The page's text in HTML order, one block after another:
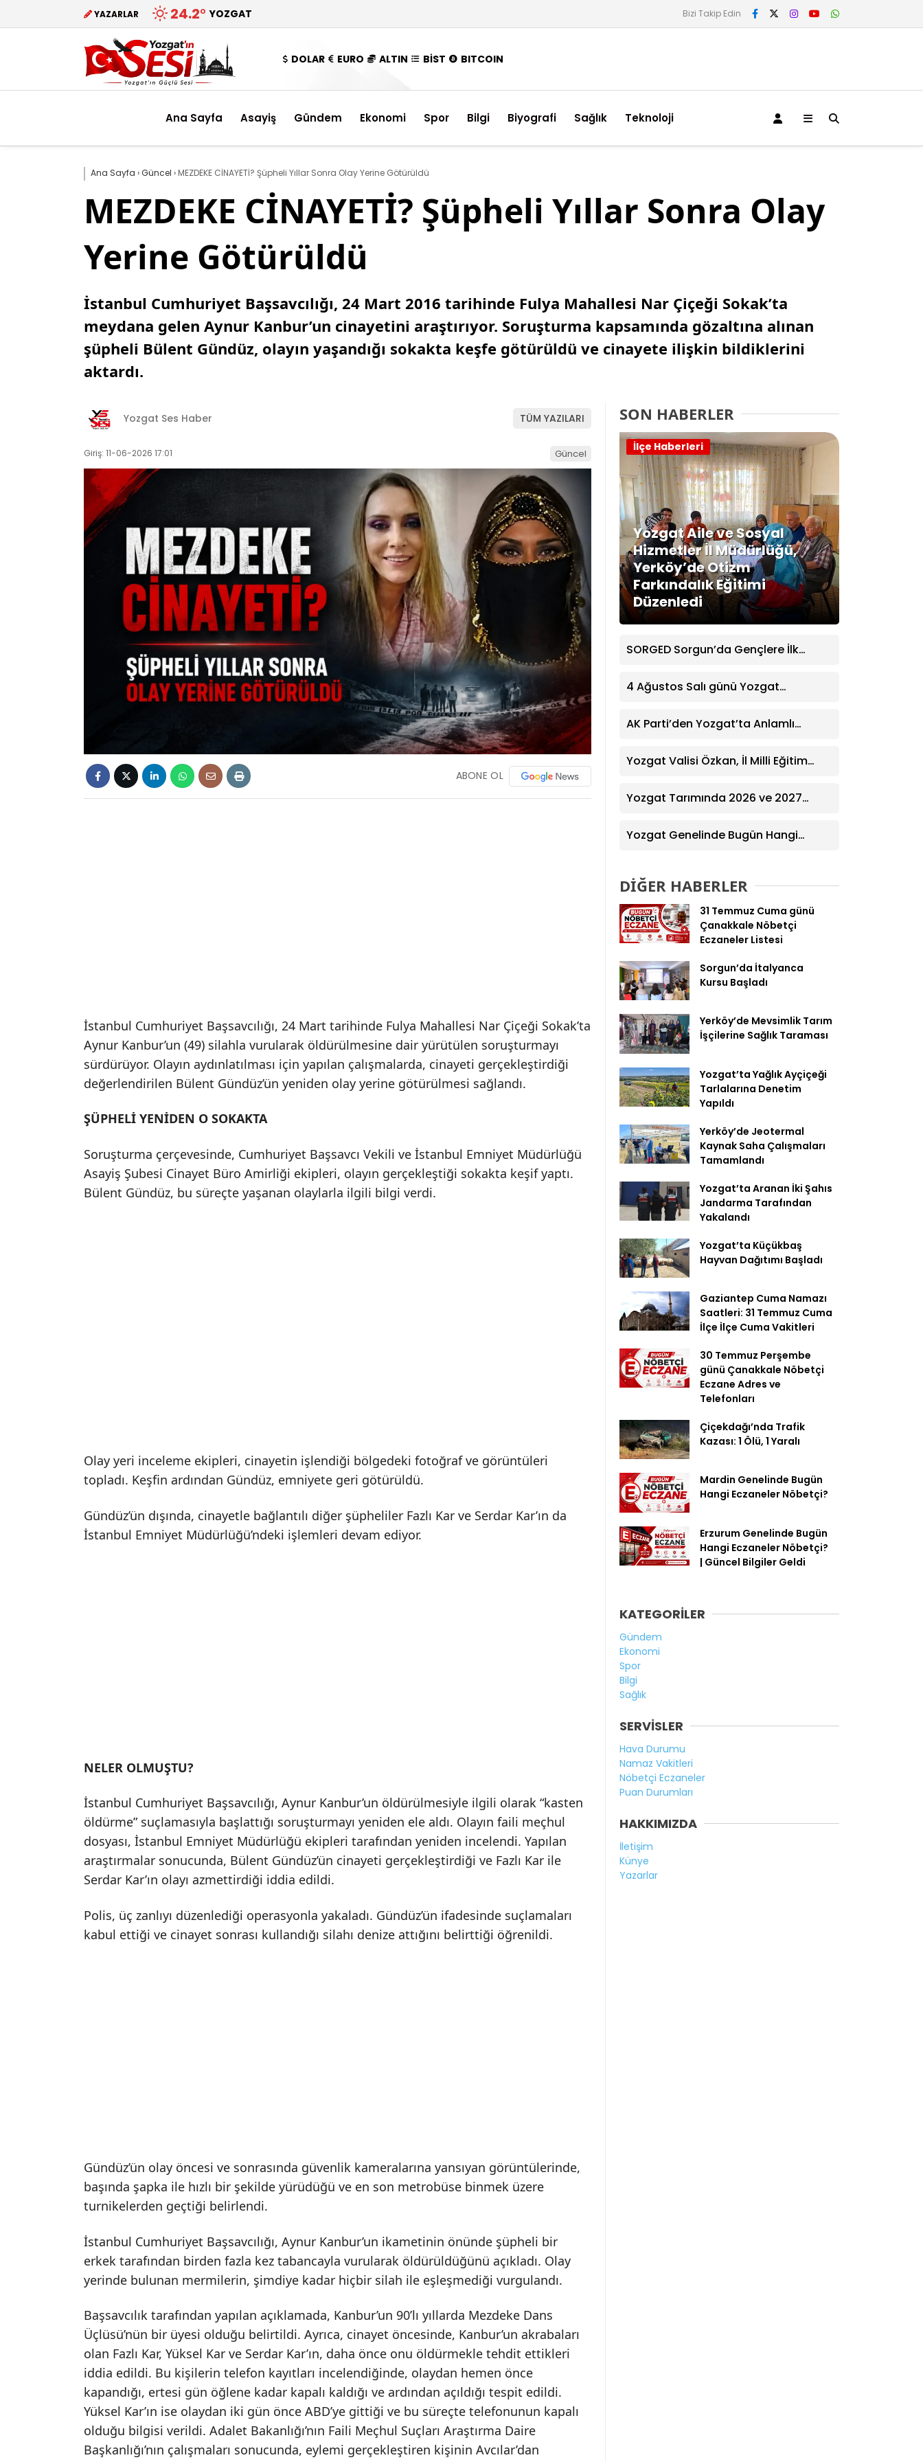
YAZARLAR 24.2° YOZGAT Bizi Takip Edin
DOLAR EURO ALTIN BİST BITCOIN
Ana Sayfa Asayiş Gündem Ekonomi Spor Bilgi Biyografi Sağlık Teknoloji
Ana Sayfa ›Güncel › MEZDEKE CİNAYETİ? Şüpheli Yıllar Sonra Olay Yerine Götürüldü
MEZDEKE CİNAYETİ? Şüpheli Yıllar Sonra Olay
Yerine Götürüldü
İstanbul Cumhuriyet Başsavcılığı, 24 Mart 2016 tarihinde Fulya Mahallesi Nar Çiçeği Sokak’ta
meydana gelen Aynur Kanbur’un cinayetini araştırıyor. Soruşturma kapsamında gözaltına alınan
şüpheli Bülent Gündüz, olayın yaşandığı sokakta keşfe götürüldü ve cinayete ilişkin bildiklerini
aktardı.
Yozgat Ses Haber TÜM YAZILARI
Giriş: 11-06-2026 17:01 Güncel
ABONE OL
İstanbul Cumhuriyet Başsavcılığı, 24 Mart tarihinde Fulya Mahallesi Nar Çiçeği Sokak’ta
Aynur Kanbur’un (49) silahla vurularak öldürülmesine dair yürütülen soruşturmayı
sürdürüyor. Olayın aydınlatılması için yapılan çalışmalarda, cinayeti gerçekleştirdiği
değerlendirilen Bülent Gündüz’ün yeniden olay yerine götürülmesi sağlandı.
ŞÜPHELİ YENİDEN O SOKAKTA
Soruşturma çerçevesinde, Cumhuriyet Başsavcı Vekili ve İstanbul Emniyet Müdürlüğü
Asayiş Şubesi Cinayet Büro Amirliği ekipleri, olayın gerçekleştiği sokakta keşif yaptı.
Bülent Gündüz, bu süreçte yaşanan olaylarla ilgili bilgi verdi.
Olay yeri inceleme ekipleri, cinayetin işlendiği bölgedeki fotoğraf ve görüntüleri
topladı. Keşfin ardından Gündüz, emniyete geri götürüldü.
Gündüz’ün dışında, cinayetle bağlantılı diğer şüpheliler Fazlı Kar ve Serdar Kar’ın da
İstanbul Emniyet Müdürlüğü’ndeki işlemleri devam ediyor.
NELER OLMUŞTU?
İstanbul Cumhuriyet Başsavcılığı, Aynur Kanbur’un öldürülmesiyle ilgili olarak “kasten
öldürme” suçlamasıyla başlattığı soruşturmayı yeniden ele aldı. Olayın faili meçhul
dosyası, İstanbul Emniyet Müdürlüğü ekipleri tarafından yeniden incelendi. Yapılan
araştırmalar sonucunda, Bülent Gündüz’ün cinayeti gerçekleştirdiği ve Fazlı Kar ile
Serdar Kar’ın olayı azmettirdiği iddia edildi.
Polis, üç zanlıyı düzenlediği operasyonla yakaladı. Gündüz’ün ifadesinde suçlamaları
kabul ettiği ve cinayet sonrası kullandığı silahı denize attığını belirttiği öğrenildi.
Gündüz’ün olay öncesi ve sonrasında güvenlik kameralarına yansıyan görüntülerinde,
başında şapka ile hızlı bir şekilde yürüdüğü ve en son metrobüse binmek üzere
turnikelerden geçtiği belirlendi.
İstanbul Cumhuriyet Başsavcılığı, Aynur Kanbur’un ikametinin önünde şüpheli bir
erkek tarafından birden fazla kez tabancayla vurularak öldürüldüğünü açıkladı. Olay
yerinde bulunan mermilerin, şimdiye kadar hiçbir silah ile eşleşmediği vurgulandı.
Başsavcılık tarafından yapılan açıklamada, Kanbur’un 90’lı yıllarda Mezdeke Dans
Üçlüsü’nün bir üyesi olduğu belirtildi. Ayrıca, cinayet öncesinde, Kanbur’un akrabaları
olan Fazlı Kar, Yüksel Kar ve Serdar Kar’ın, daha önce onu öldürmekle tehdit ettikleri
iddia edildi. Bu kişilerin telefon kayıtları incelendiğinde, olaydan hemen önce
kapandığı, ertesi gün öğlene kadar kapalı kaldığı ve ardından açıldığı tespit edildi.
Yüksel Kar’ın ise olaydan iki gün önce ABD’ye gittiği ve bu süreçte telefonunun kapalı
olduğu bilgisi verildi. Adalet Bakanlığı’nın Faili Meçhul Suçları Araştırma Daire
Başkanlığı’nın çalışmaları sonucunda, eylemi gerçekleştiren kişinin Avcılar’dan
SON HABERLER
Yozgat Aile ve Sosyal
Hizmetler İl Müdürlüğü,
Yerköy’de Otizm
Farkındalık Eğitimi
Düzenledi
İlçe Haberleri
SORGED Sorgun’da Gençlere İlk
4 Ağustos Salı günü Yozgat
Eczane
AK Parti’den Yozgat’ta Anlamlı
Dernek Üyeleriyle Buluştu
Yozgat Valisi Özkan, İl Milli Eğitim
Yozgat Tarımında 2026 ve 2027
Yozgat Genelinde Bugün Hangi
DİĞER HABERLER
31 Temmuz Cuma günü
Çanakkale Nöbetçi
Eczaneler Listesi
Sorgun’da İtalyanca
Kursu Başladı
Yerköy’de Mevsimlik Tarım
İşçilerine Sağlık Taraması
Yozgat’ta Yağlık Ayçiçeği
Tarlalarına Denetim
Yapıldı
Yerköy’de Jeotermal
Kaynak Saha Çalışmaları
Tamamlandı
Yozgat’ta Aranan İki Şahıs
Jandarma Tarafından
Yakalandı
Yozgat’ta Küçükbaş
Hayvan Dağıtımı Başladı
Gaziantep Cuma Namazı
Saatleri: 31 Temmuz Cuma
İlçe İlçe Cuma Vakitleri
30 Temmuz Perşembe
günü Çanakkale Nöbetçi
Eczane Adres ve
Telefonları
Çiçekdağı’nda Trafik
Kazası: 1 Ölü, 1 Yaralı
Mardin Genelinde Bugün
Hangi Eczaneler Nöbetçi?
Erzurum Genelinde Bugün
Hangi Eczaneler Nöbetçi?
| Güncel Bilgiler Geldi
KATEGORİLER
Gündem
Ekonomi
Spor
Bilgi
Sağlık
SERVİSLER
Hava Durumu
Namaz Vakitleri
Nöbetçi Eczaneler
Puan Durumları
HAKKIMIZDA
İletişim
Künye
Yazarlar